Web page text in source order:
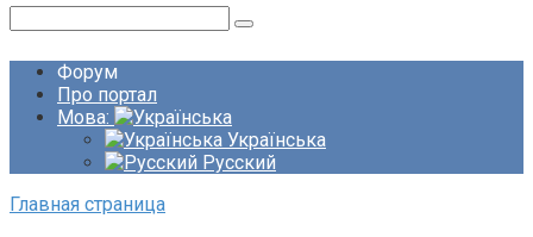
Форум
Про портал
Мова:
Українська
Русский
Главная страница